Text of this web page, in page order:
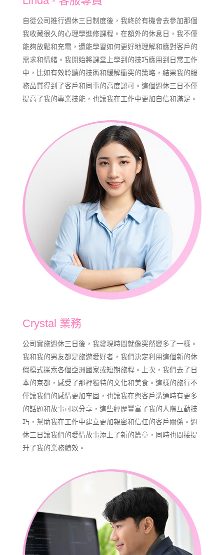
自從公司推行週休三日制度後，我終於有機會去參加那個
我收藏很久的心理學進修課程。在額外的休息日，我不僅
能夠放鬆和充電，還能學習如何更好地理解和應對客戶的
需求和情緒。我開始將課堂上學到的技巧應用到日常工作
中，比如有效聆聽的技術和緩解衝突的策略，結果我的服
務品質得到了客戶和同事的高度認可。這個週休三日不僅
提高了我的專業技能，也讓我在工作中更加自信和滿足。
Crystal 業務
公司實施週休三日後，我發現時間就像突然變多了一樣。
我和我的男友都是旅遊愛好者，我們決定利用這個新的休
假模式探索各個亞洲國家或短期旅程。上次，我們去了日
本的京都，感受了那裡獨特的文化和美食。這樣的旅行不
僅讓我們的感情更加牢固，也讓我在與客戶溝通時有更多
的話題和故事可以分享，這些經歷豐富了我的人際互動技
巧，幫助我在工作中建立更加親密和信任的客戶關係。週
休三日讓我們的愛情故事添上了新的篇章，同時也間接提
升了我的業務績效。